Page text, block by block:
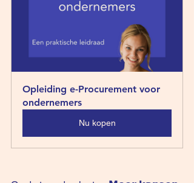
Opleiding e-Procurement voor
ondernemers
Nu kopen